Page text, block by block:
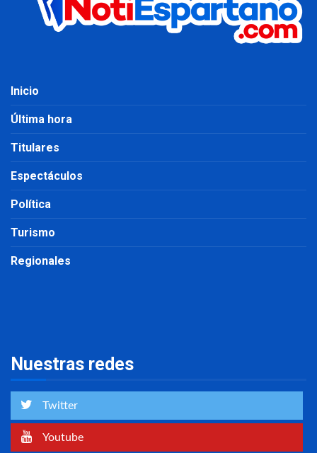
Inicio
Última hora
Titulares
Espectáculos
Política
Turismo
Regionales
Nuestras redes
Twitter
Youtube